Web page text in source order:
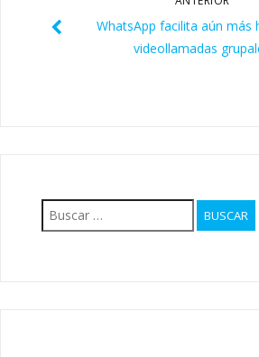
WhatsApp facilita aún más
videollamadas
Buscar: